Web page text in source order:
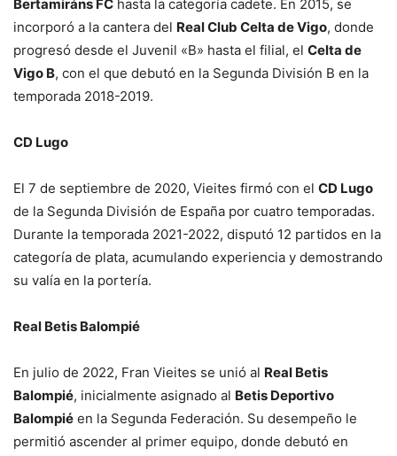
Bertamiráns FC hasta la categoría cadete. En 2015, se
incorporó a la cantera del Real Club Celta de Vigo, donde
progresó desde el Juvenil «B» hasta el filial, el Celta de
Vigo B, con el que debutó en la Segunda División B en la
temporada 2018-2019.
CD Lugo
El 7 de septiembre de 2020, Vieites firmó con el CD Lugo
de la Segunda División de España por cuatro temporadas.
Durante la temporada 2021-2022, disputó 12 partidos en la
categoría de plata, acumulando experiencia y demostrando
su valía en la portería.
Real Betis Balompié
En julio de 2022, Fran Vieites se unió al Real Betis
Balompié, inicialmente asignado al Betis Deportivo
Balompié en la Segunda Federación. Su desempeño le
permitió ascender al primer equipo, donde debutó en